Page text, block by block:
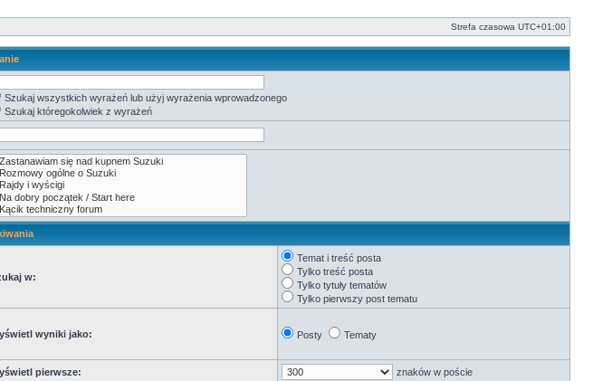
Strefa czasowa UTC+01:00
Szukaj wszystkich wyrażeń lub użyj wyrażenia wprowadzonego
Szukaj któregokolwiek z wyrażeń
w:
Temat i treść posta
Tylko treść posta
Tylko tytuły tematów
Tylko pierwszy post tematu
wyniki jako: Posty Tematy
pierwsze: znaków w poście